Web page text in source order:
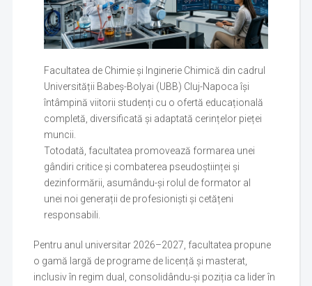
Facultatea de Chimie și Inginerie Chimică din cadrul
Universității Babeș-Bolyai (UBB) Cluj-Napoca își
întâmpină viitorii studenți cu o ofertă educațională
completă, diversificată și adaptată cerințelor pieței
muncii.
Totodată, facultatea promovează formarea unei
gândiri critice și combaterea pseudoștiinței și
dezinformării, asumându-și rolul de formator al
unei noi generații de profesioniști și cetățeni
responsabili.
Pentru anul universitar 2026–2027, facultatea propune
o gamă largă de programe de licență și masterat,
inclusiv în regim dual, consolidându-și poziția ca lider în